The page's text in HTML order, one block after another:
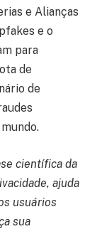
e Alianças
e o
para
de
de
científica da
ajuda
usuários
sua